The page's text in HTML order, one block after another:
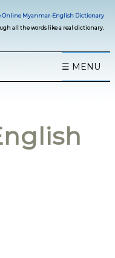
Online Myanmar-English Dictionary
all the words like a real dictionary.
☰ MENU